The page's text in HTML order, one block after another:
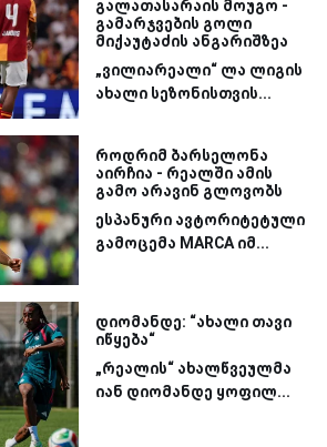
გალათასარაის მოუგო -
გამარჯვების გოლი
მიქაუტაძის ანგარიშზეა
„ვილიარეალი“ ლა ლიგის
ახალი სეზონისთვის...
როდრიმ ბარსელონა
აირჩია - რეალში ამის
გამო არავინ გლოვობს
ესპანური ავტორიტეტული
გამოცემა MARCA იმ...
დიომანდე: “ახალი თავი
იწყება“
„რეალის“ ახალწვეულმა
იან დიომანდე ყოფილ...